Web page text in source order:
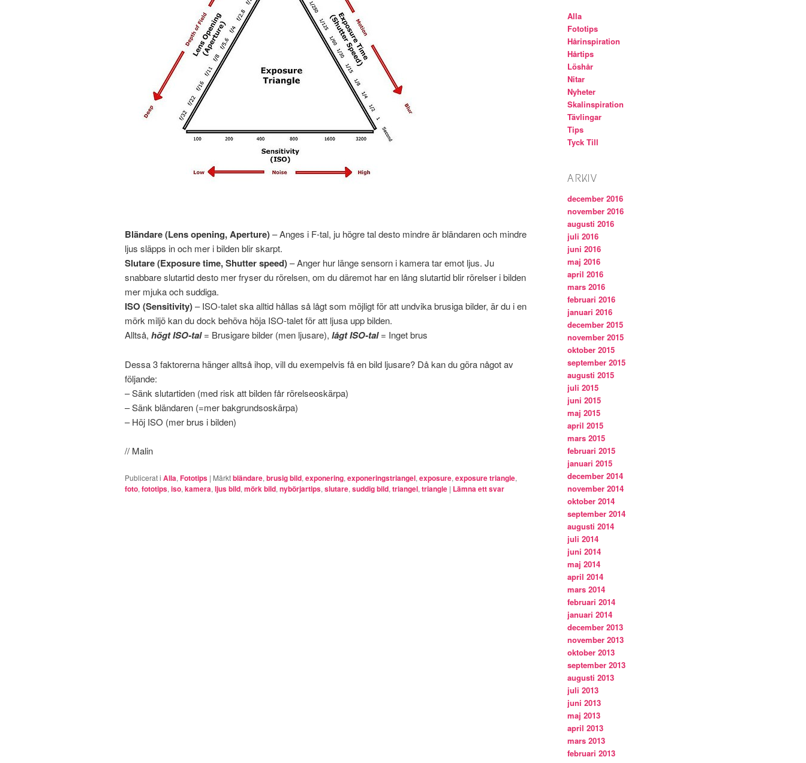
Bländare (Lens opening, Aperture)– Anges i F-tal, ju högre tal desto mindre är bländaren och mindre
ljus släpps in och mer i bilden blir skarpt.
Slutare (Exposure time, Shutter speed)– Anger hur länge sensorn i kamera tar emot ljus. Ju
snabbare slutartid desto mer fryser du rörelsen, om du däremot har en lång slutartid blir rörelser i bilden
mer mjuka och suddiga.
ISO (Sensitivity)– ISO-talet ska alltid hållas så lågt som möjligt för att undvika brusiga bilder, är du i en
mörk miljö kan du dock behöva höja ISO-talet för att ljusa upp bilden.
Alltså, högt ISO-tal = Brusigare bilder (men ljusare), lågt ISO-tal= Inget brus
Dessa 3 faktorerna hänger alltså ihop, vill du exempelvis få en bild ljusare? Då kan du göra något av
följande:
– Sänk slutartiden (med risk att bilden får rörelseoskärpa)
– Sänk bländaren (=mer bakgrundsoskärpa)
– Höj ISO (mer brus i bilden)
// Malin
Publicerat i Alla, Fototips | Märktbländare, brusig bild, exponering, exponeringstriangel, exposure, exposure triangle,
foto, fototips, iso, kamera, ljus bild, mörk bild, nybörjartips, slutare, suddig bild, triangel, triangle | Lämna ett svar
Alla
Fototips
Hårinspiration
Hårtips
Löshår
Nitar
Nyheter
Skalinspiration
Tävlingar
Tips
Tyck Till
ARKIV
december 2016
november 2016
augusti 2016
juli 2016
juni 2016
maj 2016
april 2016
mars 2016
februari 2016
januari 2016
december 2015
november 2015
oktober 2015
september 2015
augusti 2015
juli 2015
juni 2015
maj 2015
april 2015
mars 2015
februari 2015
januari 2015
december 2014
november 2014
oktober 2014
september 2014
augusti 2014
juli 2014
juni 2014
maj 2014
april 2014
mars 2014
februari 2014
januari 2014
december 2013
november 2013
oktober 2013
september 2013
augusti 2013
juli 2013
juni 2013
maj 2013
april 2013
mars 2013
februari 2013